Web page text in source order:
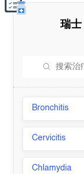
瑞士
Bronchitis
Cervicitis
Chlamydia